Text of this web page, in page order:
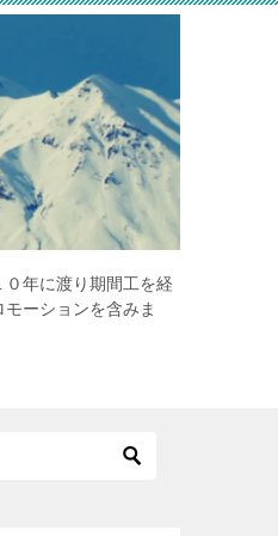
年に渡り期間工を経
ーションを含みま